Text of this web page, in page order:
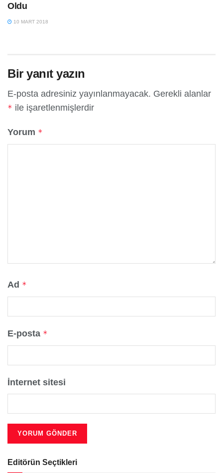
Oldu
10 MART 2018
Bir yanıt yazın
E-posta adresiniz yayınlanmayacak. Gerekli alanlar
* ile işaretlenmişlerdir
Yorum *
Ad *
E-posta *
İnternet sitesi
Editörün Seçtikleri